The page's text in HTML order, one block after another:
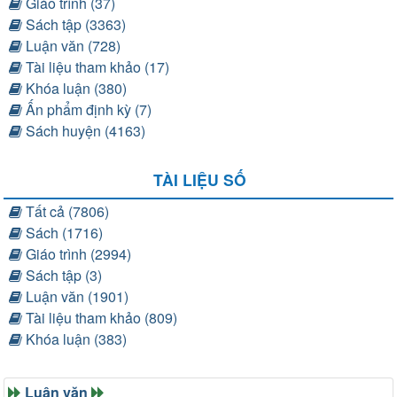
Sách tập (3363)
Luận văn (728)
Tài liệu tham khảo (17)
Khóa luận (380)
Ấn phẩm định kỳ (7)
Sách huyện (4163)
TÀI LIỆU SỐ
Tất cả (7806)
Sách (1716)
Giáo trình (2994)
Sách tập (3)
Luận văn (1901)
Tài liệu tham khảo (809)
Khóa luận (383)
Luận văn